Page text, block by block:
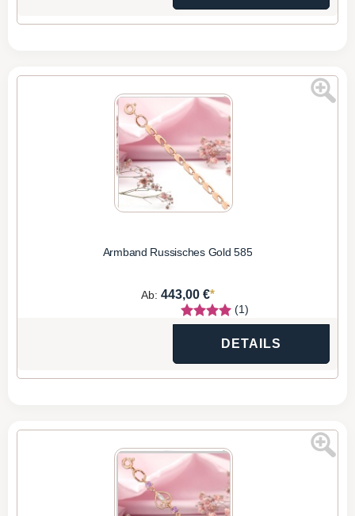
Armband Russisches Gold 585
Ab: 443,00 €*
(1)
DETAILS